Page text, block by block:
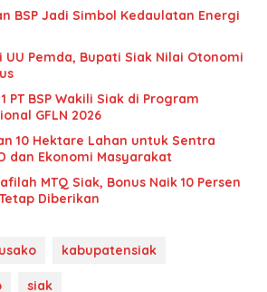
BSP Jadi Simbol Kedaulatan Energi
UU Pemda, Bupati Siak Nilai Otonomi
PT BSP Wakili Siak di Program
GFLN 2026
10 Hektare Lahan untuk Sentra
dan Ekonomi Masyarakat
MTQ Siak, Bonus Naik 10 Persen
Diberikan
kabupatensiak
siak